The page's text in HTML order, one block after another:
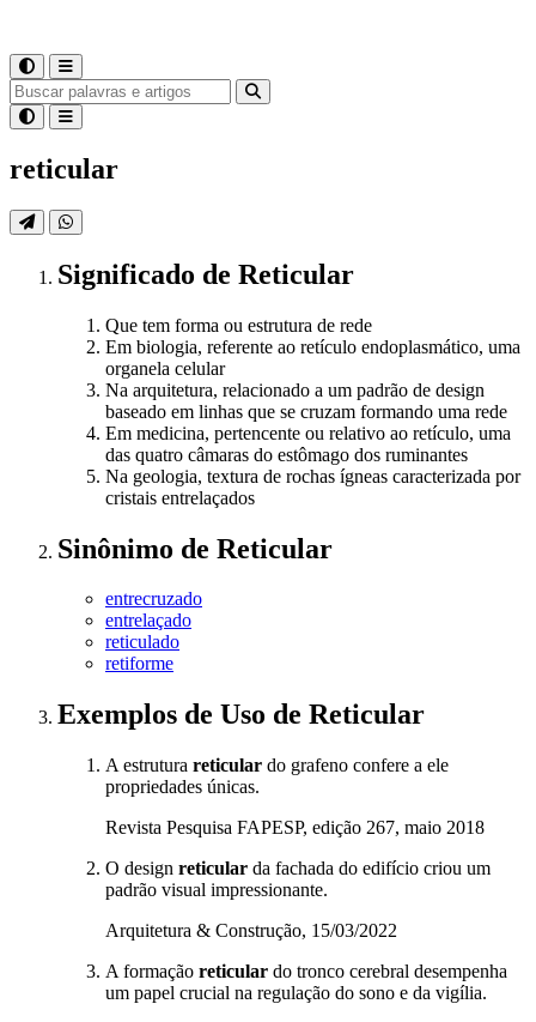
reticular
Significado de Reticular
Que tem forma ou estrutura de rede
Em biologia, referente ao retículo endoplasmático, uma
organela celular
Na arquitetura, relacionado a um padrão de design
baseado em linhas que se cruzam formando uma rede
Em medicina, pertencente ou relativo ao retículo, uma
das quatro câmaras do estômago dos ruminantes
Na geologia, textura de rochas ígneas caracterizada por
cristais entrelaçados
Sinônimo de Reticular
entrecruzado
entrelaçado
reticulado
retiforme
Exemplos de Uso de Reticular
A estrutura reticular do grafeno confere a ele
propriedades únicas.
Revista Pesquisa FAPESP, edição 267, maio 2018
O design reticular da fachada do edifício criou um
padrão visual impressionante.
Arquitetura & Construção, 15/03/2022
A formação reticular do tronco cerebral desempenha
um papel crucial na regulação do sono e da vigília.